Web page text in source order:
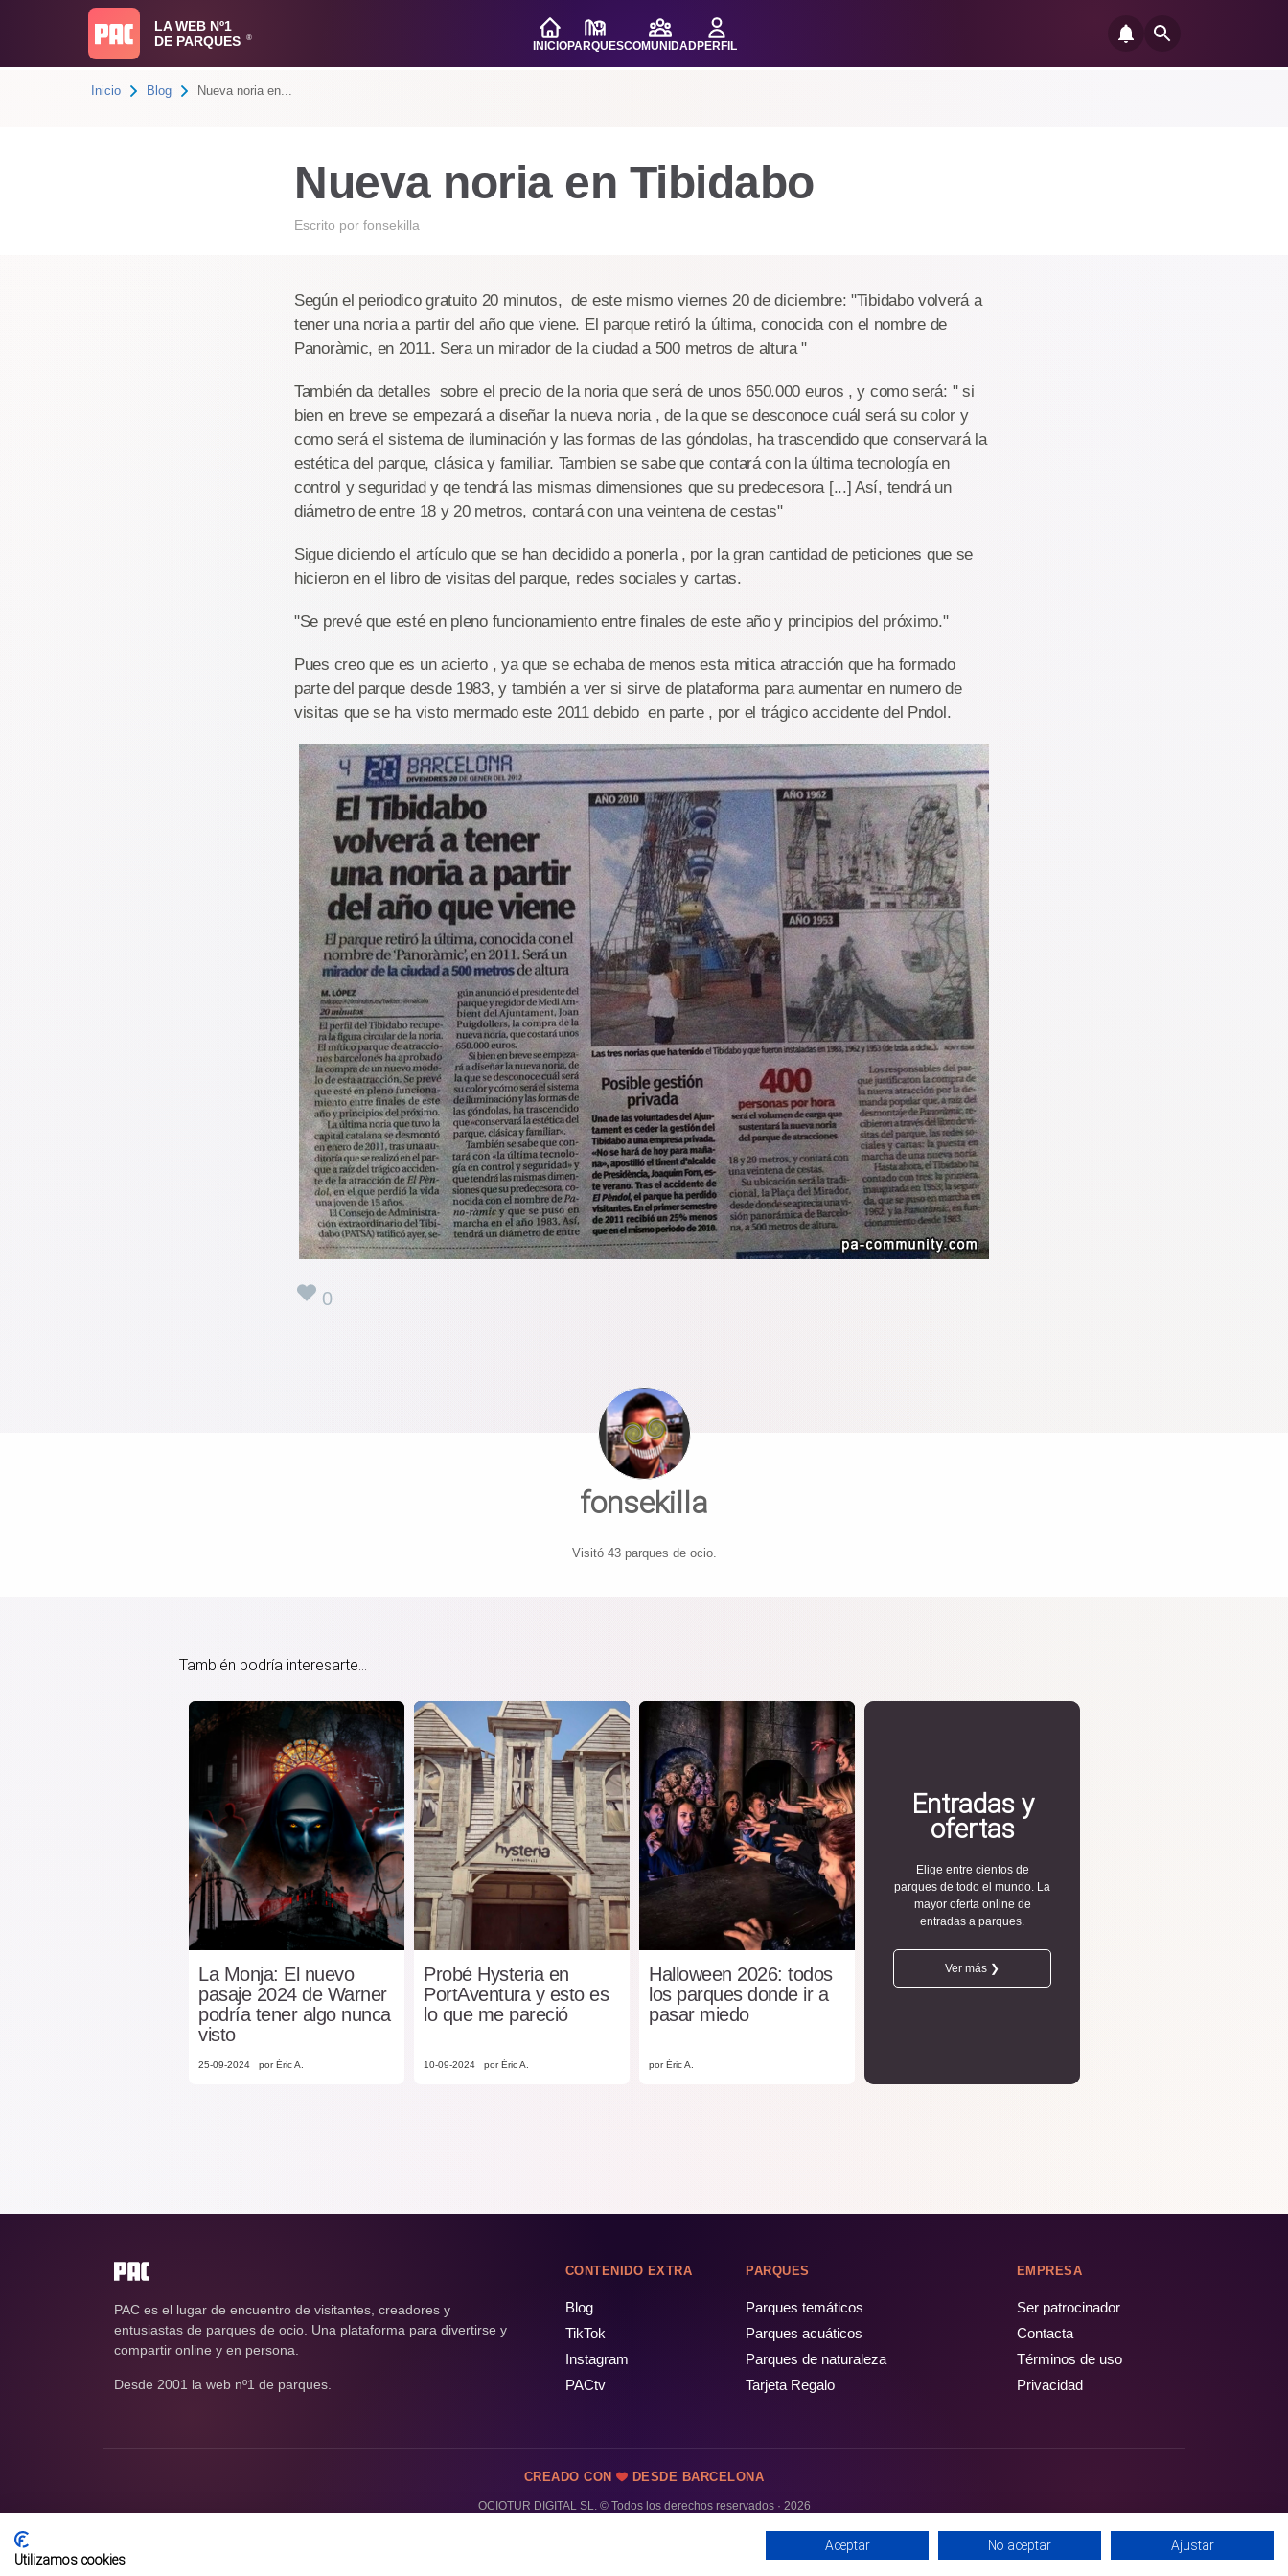
LA WEB Nº1
DE PARQUES
®
INICIOPARQUESCOMUNIDADPERFIL
Inicio Blog Nueva noria en...
Nueva noria en Tibidabo
Escrito por fonsekilla
Según el periodico gratuito 20 minutos, de este mismo viernes 20 de diciembre: "Tibidabo volverá a
tener una noria a partir del año que viene. El parque retiró la última, conocida con el nombre de
Panoràmic, en 2011. Sera un mirador de la ciudad a 500 metros de altura "
También da detalles sobre el precio de la noria que será de unos 650.000 euros , y como será: " si
bien en breve se empezará a diseñar la nueva noria , de la que se desconoce cuál será su color y
como será el sistema de iluminación y las formas de las góndolas, ha trascendido que conservará la
estética del parque, clásica y familiar. Tambien se sabe que contará con la última tecnología en
control y seguridad y qe tendrá las mismas dimensiones que su predecesora [...] Así, tendrá un
diámetro de entre 18 y 20 metros, contará con una veintena de cestas"
Sigue diciendo el artículo que se han decidido a ponerla , por la gran cantidad de peticiones que se
hicieron en el libro de visitas del parque, redes sociales y cartas.
"Se prevé que esté en pleno funcionamiento entre finales de este año y principios del próximo."
Pues creo que es un acierto , ya que se echaba de menos esta mitica atracción que ha formado
parte del parque desde 1983, y también a ver si sirve de plataforma para aumentar en numero de
visitas que se ha visto mermado este 2011 debido en parte , por el trágico accidente del Pndol.
0
fonsekilla
Visitó 43 parques de ocio.
También podría interesarte...
La Monja: El nuevo
pasaje 2024 de Warner
podría tener algo nunca
visto
25-09-2024 por Éric A.
Probé Hysteria en
PortAventura y esto es
lo que me pareció
10-09-2024 por Éric A.
Halloween 2026: todos
los parques donde ir a
pasar miedo
por Éric A.
Entradas y
ofertas
Elige entre cientos de
parques de todo el mundo. La
mayor oferta online de
entradas a parques.
Ver más ❯
PAC es el lugar de encuentro de visitantes, creadores y
entusiastas de parques de ocio. Una plataforma para divertirse y
compartir online y en persona.
Desde 2001 la web nº1 de parques.
CONTENIDO EXTRA
Blog
TikTok
Instagram
PACtv
PARQUES
Parques temáticos
Parques acuáticos
Parques de naturaleza
Tarjeta Regalo
EMPRESA
Ser patrocinador
Contacta
Términos de uso
Privacidad
CREADO CON DESDE BARCELONA
OCIOTUR DIGITAL SL. © Todos los derechos reservados · 2026
Utilizamos cookies
Aceptar No aceptar Ajustar